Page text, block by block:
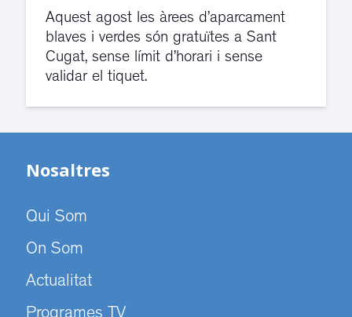
Aquest agost les àrees d’aparcament
blaves i verdes són gratuïtes a Sant
Cugat, sense límit d’horari i sense
validar el tiquet.
Nosaltres
Qui Som
On Som
Actualitat